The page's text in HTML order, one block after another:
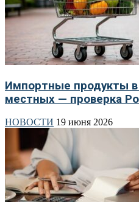
Импортные продукты в
местных — проверка
НОВОСТИ 19 июня 2026